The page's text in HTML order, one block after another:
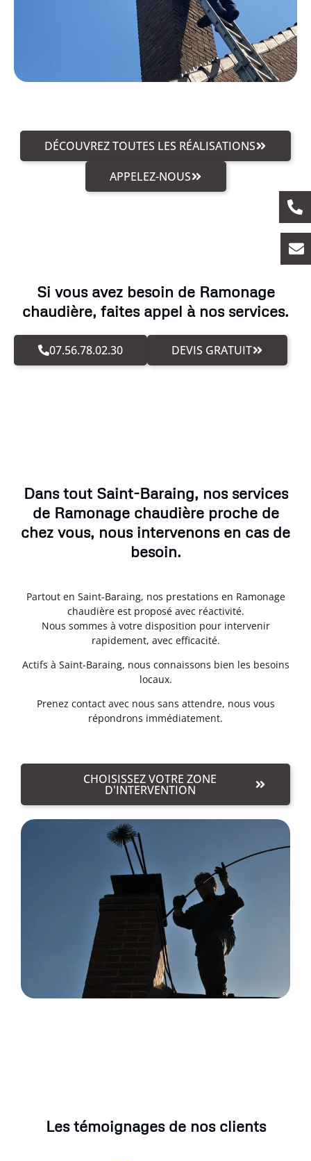
DÉCOUVREZ TOUTES LES RÉALISATIONS
APPELEZ-NOUS
Si vous avez besoin de Ramonage
chaudière, faites appel à nos services.
07.56.78.02.30 DEVIS GRATUIT
Dans tout Saint-Baraing, nos services
de Ramonage chaudière proche de
chez vous, nous intervenons en cas de
besoin.
Partout en Saint-Baraing, nos prestations en Ramonage
chaudière est proposé avec réactivité.
Nous sommes à votre disposition pour intervenir
rapidement, avec efficacité.
Actifs à Saint-Baraing, nous connaissons bien les besoins
locaux.
Prenez contact avec nous sans attendre, nous vous
répondrons immédiatement.
CHOISISSEZ VOTRE ZONE
D'INTERVENTION
Les témoignages de nos clients